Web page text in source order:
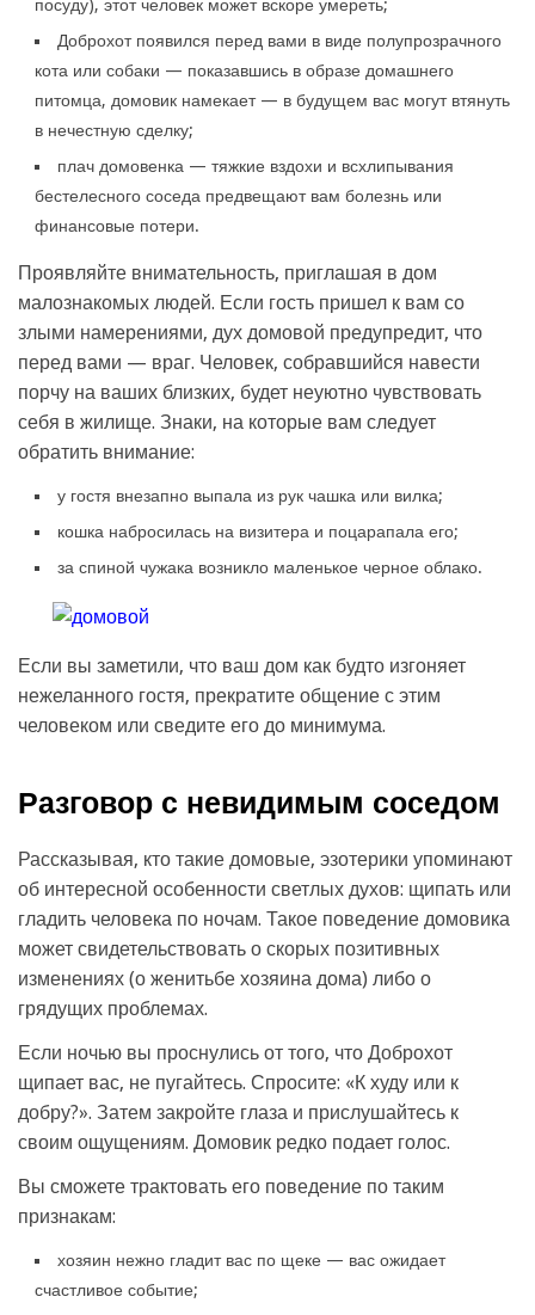
посуду), этот человек может вскоре умереть;
Доброхот появился перед вами в виде полупрозрачного
кота или собаки — показавшись в образе домашнего
питомца, домовик намекает — в будущем вас могут втянуть
в нечестную сделку;
плач домовенка — тяжкие вздохи и всхлипывания
бестелесного соседа предвещают вам болезнь или
финансовые потери.
Проявляйте внимательность, приглашая в дом
малознакомых людей. Если гость пришел к вам со
злыми намерениями, дух домовой предупредит, что
перед вами — враг. Человек, собравшийся навести
порчу на ваших близких, будет неуютно чувствовать
себя в жилище. Знаки, на которые вам следует
обратить внимание:
у гостя внезапно выпала из рук чашка или вилка;
кошка набросилась на визитера и поцарапала его;
за спиной чужака возникло маленькое черное облако.
Если вы заметили, что ваш дом как будто изгоняет
нежеланного гостя, прекратите общение с этим
человеком или сведите его до минимума.
Разговор с невидимым соседом
Рассказывая, кто такие домовые, эзотерики упоминают
об интересной особенности светлых духов: щипать или
гладить человека по ночам. Такое поведение домовика
может свидетельствовать о скорых позитивных
изменениях (о женитьбе хозяина дома) либо о
грядущих проблемах.
Если ночью вы проснулись от того, что Доброхот
щипает вас, не пугайтесь. Спросите: «К худу или к
добру?». Затем закройте глаза и прислушайтесь к
своим ощущениям. Домовик редко подает голос.
Вы сможете трактовать его поведение по таким
признакам:
хозяин нежно гладит вас по щеке — вас ожидает
счастливое событие;